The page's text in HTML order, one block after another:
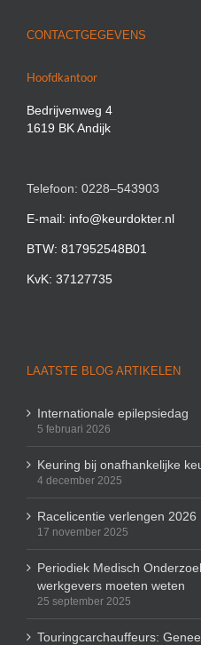
CONTACTGEGEVENS
Hoofdkantoor
Bedrijvenweg 4
1619 BK Andijk
Telefoon: 0228–543903
E-mail: info@keurdokter.nl
BTW: 817952548B01
KvK: 37127735
LAATSTE BLOG ARTIKELEN
Internationale epilepsiedag
5 februari 2026
Keuring bij onafhankelijke
4 december 2025
Racelicentie verlengen 2026
17 november 2025
Periodiek Medisch
werkgevers moeten weten
25 september 2025
Touringcarchauffeurs: